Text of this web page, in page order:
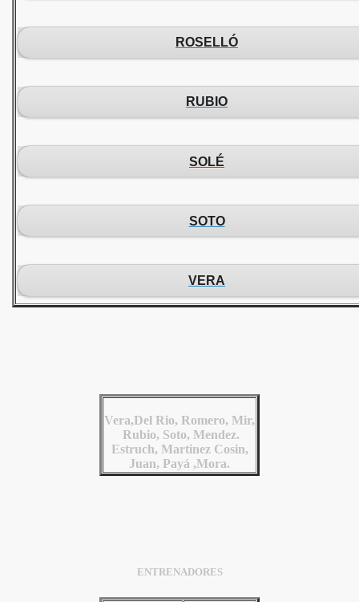
ROSELLÓ
RUBIO
SOLÉ
SOTO
VERA
Vera,Del Rio, Romero, Mir,
Rubio, Soto, Mendez.
Estruch, Martinez Cosin,
Juan, Payá ,Mora.
ENTRENADORES